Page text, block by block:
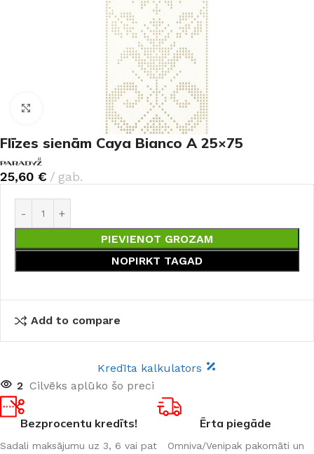
Noklikšķiniet, lai palielinātu
Flīzes sienām Caya Bianco A 25×75
25,60 € gab.
PIEVIENOT GROZAM
NOPIRKT TAGAD
Add to compare
Kredīta kalkulators
2 Cilvēks aplūko šo preci
Bezprocentu kredīts!
Sadali maksājumu uz 3, 6 vai pat
Ērta piegāde
Omniva/Venipak pakomāti un